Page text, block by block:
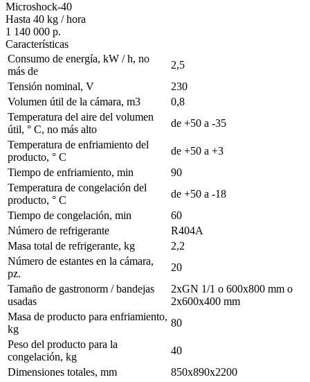
Microshock-40
Hasta 40 kg / hora
1 140 000 р.
Características
Consumo de energía, kW / h, no
más de
2,5
Tensión nominal, V
230
Volumen útil de la cámara, m3
0,8
Temperatura del aire del volumen
útil, ° С, no más alto
de +50 a -35
Temperatura de enfriamiento del
producto, ° С
de +50 a +3
Tiempo de enfriamiento, min
90
Temperatura de congelación del
producto, ° С
de +50 a -18
Tiempo de congelación, min
60
Número de refrigerante
R404A
Masa total de refrigerante, kg
2,2
Número de estantes en la cámara,
pz.
20
Tamaño de gastronorm / bandejas
usadas
2xGN 1/1 o 600х800 mm o
2х600х400 mm
Masa de producto para enfriamiento,
kg
80
Peso del producto para la
congelación, kg
40
Dimensiones totales, mm
850х890х2200